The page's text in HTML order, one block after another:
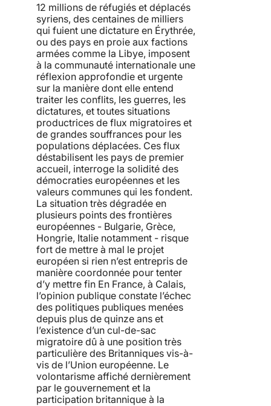
12 millions de réfugiés et déplacés
syriens, des centaines de milliers
qui fuient une dictature en Érythrée,
ou des pays en proie aux factions
armées comme la Libye, imposent
à la communauté internationale une
réflexion approfondie et urgente
sur la manière dont elle entend
traiter les conflits, les guerres, les
dictatures, et toutes situations
productrices de flux migratoires et
de grandes souffrances pour les
populations déplacées. Ces flux
déstabilisent les pays de premier
accueil, interroge la solidité des
démocraties européennes et les
valeurs communes qui les fondent.
La situation très dégradée en
plusieurs points des frontières
européennes - Bulgarie, Grèce,
Hongrie, Italie notamment - risque
fort de mettre à mal le projet
européen si rien n’est entrepris de
manière coordonnée pour tenter
d’y mettre fin En France, à Calais,
l’opinion publique constate l’échec
des politiques publiques menées
depuis plus de quinze ans et
l’existence d’un cul-de-sac
migratoire dû à une position très
particulière des Britanniques vis-à-
vis de l’Union européenne. Le
volontarisme affiché dernièrement
par le gouvernement et la
participation britannique à la